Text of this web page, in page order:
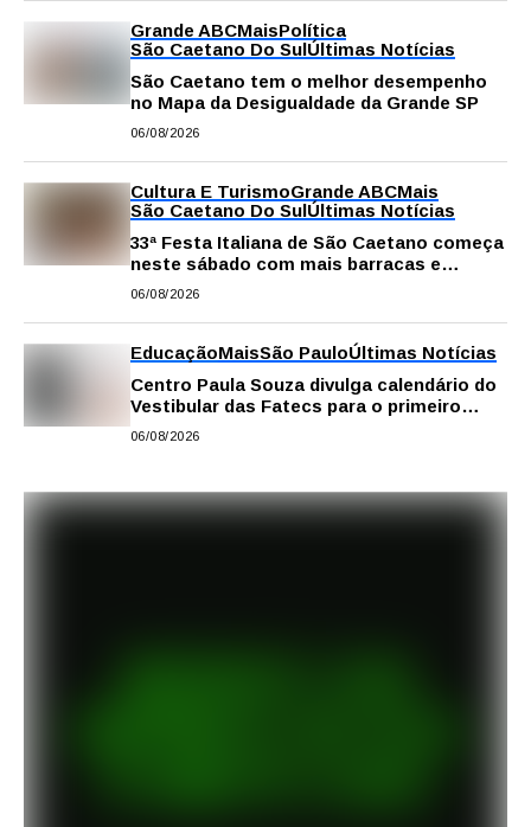
Grande ABCMaisPolítica
São Caetano Do SulÚltimas Notícias
São Caetano tem o melhor desempenho
no Mapa da Desigualdade da Grande SP
06/08/2026
Cultura E TurismoGrande ABCMais
São Caetano Do SulÚltimas Notícias
33ª Festa Italiana de São Caetano começa
neste sábado com mais barracas e
novidades em decoração e atrações
06/08/2026
EducaçãoMaisSão PauloÚltimas Notícias
Centro Paula Souza divulga calendário do
Vestibular das Fatecs para o primeiro
semestre de 2027
06/08/2026